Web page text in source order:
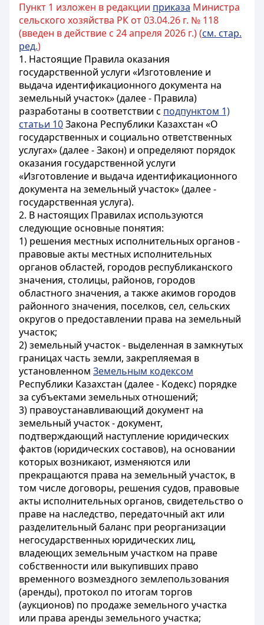
Пункт 1 изложен в редакции приказа Министра
сельского хозяйства РК от 03.04.26 г. № 118
(введен в действие с 24 апреля 2026 г.) (см. стар.
ред.)
1. Настоящие Правила оказания
государственной услуги «Изготовление и
выдача идентификационного документа на
земельный участок» (далее - Правила)
разработаны в соответствии с подпунктом 1)
статьи 10Закона Республики Казахстан «О
государственных и социально ответственных
услугах» (далее - Закон) и определяют порядок
оказания государственной услуги
«Изготовление и выдача идентификационного
документа на земельный участок» (далее -
государственная услуга).
2. В настоящих Правилах используются
следующие основные понятия:
1) решения местных исполнительных органов -
правовые акты местных исполнительных
органов областей, городов республиканского
значения, столицы, районов, городов
областного значения, а также акимов городов
районного значения, поселков, сел, сельских
округов о предоставлении права на земельный
участок;
2) земельный участок - выделенная в замкнутых
границах часть земли, закрепляемая в
установленном Земельным кодексом
Республики Казахстан (далее - Кодекс) порядке
за субъектами земельных отношений;
3) правоустанавливающий документ на
земельный участок - документ,
подтверждающий наступление юридических
фактов (юридических составов), на основании
которых возникают, изменяются или
прекращаются права на земельный участок, в
том числе договоры, решения судов, правовые
акты исполнительных органов, свидетельство о
праве на наследство, передаточный акт или
разделительный баланс при реорганизации
негосударственных юридических лиц,
владеющих земельным участком на праве
собственности или выкупивших право
временного возмездного землепользования
(аренды), протокол по итогам торгов
(аукционов) по продаже земельного участка
или права аренды земельного участка;